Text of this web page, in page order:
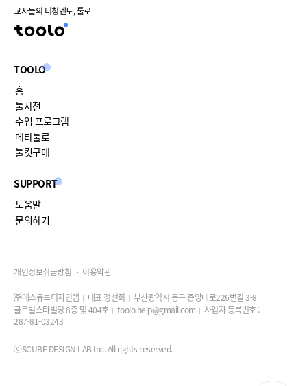
교사들의 티칭멘토, 툴로
TOOLO
홈
툴사전
수업 프로그램
메타툴로
툴킷구매
SUPPORT
도움말
문의하기
개인정보취급방침 이용약관
㈜에스큐브디자인랩 대표 정선희
부산광역시 동구 중앙대로226번길 3-8
글로벌스타빌딩 8층 및 404호
toolo.help@gmail.com
사업자 등록번호 :
287-81-03243
ⓒSCUBE DESIGN LAB Inc. All rights reserved.